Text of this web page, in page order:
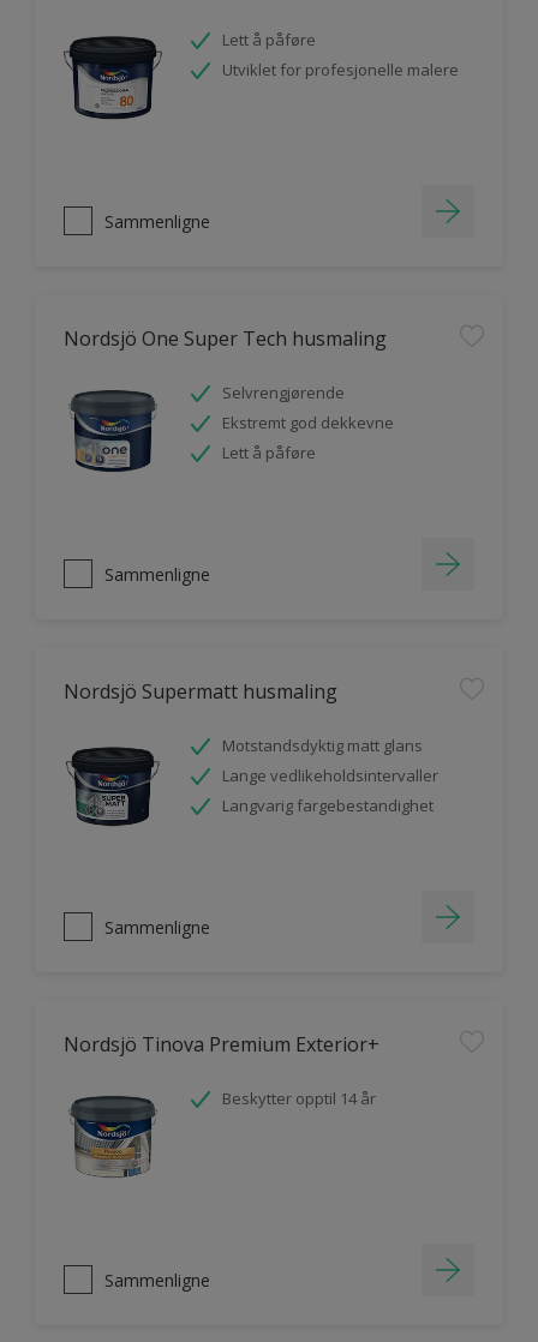
Lett å påføre
Utviklet for profesjonelle malere
Sammenligne
Nordsjö One Super Tech husmaling
Selvrengjørende
Ekstremt god dekkevne
Lett å påføre
Sammenligne
Nordsjö Supermatt husmaling
Motstandsdyktig matt glans
Lange vedlikeholdsintervaller
Langvarig fargebestandighet
Sammenligne
Nordsjö Tinova Premium Exterior+
Beskytter opptil 14 år
Sammenligne